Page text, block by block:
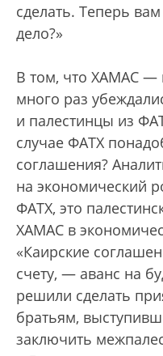
сделать. Теперь
дело?»
В том, что ХАМАС —
много раз
и палестинцы из
случае ФАТХ
соглашения?
на экономический
ФАТХ, это
ХАМАС в
«Каирские
счету, — аванс на
решили сделать
братьям,
заключить